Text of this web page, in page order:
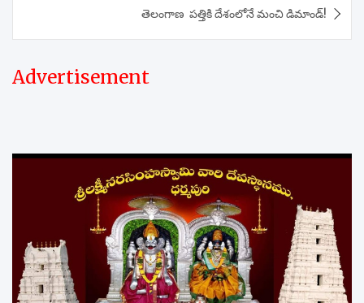
తెలంగాణ పత్తికి దేశంలోనే మంచి డిమాండ్!
Advertisement